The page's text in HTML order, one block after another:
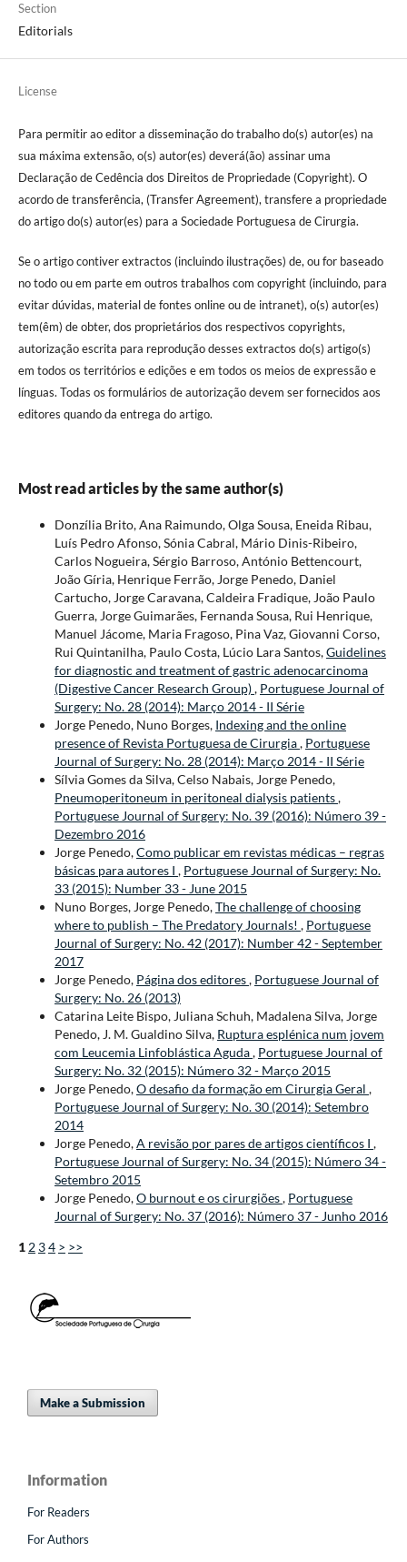
Section
Editorials
License
Para permitir ao editor a disseminação do trabalho do(s) autor(es) na
sua máxima extensão, o(s) autor(es) deverá(ão) assinar uma
Declaração de Cedência dos Direitos de Propriedade (Copyright). O
acordo de transferência, (Transfer Agreement), transfere a propriedade
do artigo do(s) autor(es) para a Sociedade Portuguesa de Cirurgia.
Se o artigo contiver extractos (incluindo ilustrações) de, ou for baseado
no todo ou em parte em outros trabalhos com copyright (incluindo, para
evitar dúvidas, material de fontes online ou de intranet), o(s) autor(es)
tem(êm) de obter, dos proprietários dos respectivos copyrights,
autorização escrita para reprodução desses extractos do(s) artigo(s)
em todos os territórios e edições e em todos os meios de expressão e
línguas. Todas os formulários de autorização devem ser fornecidos aos
editores quando da entrega do artigo.
Most read articles by the same author(s)
Donzília Brito, Ana Raimundo, Olga Sousa, Eneida Ribau,
Luís Pedro Afonso, Sónia Cabral, Mário Dinis-Ribeiro,
Carlos Nogueira, Sérgio Barroso, António Bettencourt,
João Gíria, Henrique Ferrão, Jorge Penedo, Daniel
Cartucho, Jorge Caravana, Caldeira Fradique, João Paulo
Guerra, Jorge Guimarães, Fernanda Sousa, Rui Henrique,
Manuel Jácome, Maria Fragoso, Pina Vaz, Giovanni Corso,
Rui Quintanilha, Paulo Costa, Lúcio Lara Santos,Guidelines
for diagnostic and treatment of gastric adenocarcinoma
(Digestive Cancer Research Group), Portuguese Journal of
Surgery: No. 28 (2014): Março 2014 - II Série
Jorge Penedo, Nuno Borges, Indexing and the online
presence of Revista Portuguesa de Cirurgia, Portuguese
Journal of Surgery: No. 28 (2014): Março 2014 - II Série
Sílvia Gomes da Silva, Celso Nabais, Jorge Penedo,
Pneumoperitoneum in peritoneal dialysis patients,
Portuguese Journal of Surgery: No. 39 (2016): Número 39 -
Dezembro 2016
Jorge Penedo,Como publicar em revistas médicas – regras
básicas para autores I , Portuguese Journal of Surgery: No.
33 (2015): Number 33 - June 2015
Nuno Borges, Jorge Penedo,The challenge of choosing
where to publish – The Predatory Journals! , Portuguese
Journal of Surgery: No. 42 (2017): Number 42 - September
2017
Jorge Penedo, Página dos editores, Portuguese Journal of
Surgery: No. 26 (2013)
Catarina Leite Bispo, Juliana Schuh, Madalena Silva, Jorge
Penedo, J. M. Gualdino Silva, Ruptura esplénica num jovem
com Leucemia Linfoblástica Aguda, Portuguese Journal of
Surgery: No. 32 (2015): Número 32 - Março 2015
Jorge Penedo,O desafio da formação em Cirurgia Geral ,
Portuguese Journal of Surgery: No. 30 (2014): Setembro
2014
Jorge Penedo,A revisão por pares de artigos científicos I ,
Portuguese Journal of Surgery: No. 34 (2015): Número 34 -
Setembro 2015
Jorge Penedo,O burnout e os cirurgiões, Portuguese
Journal of Surgery: No. 37 (2016): Número 37 - Junho 2016
1 2 34 > >>
Make a Submission
Information
For Readers
For Authors